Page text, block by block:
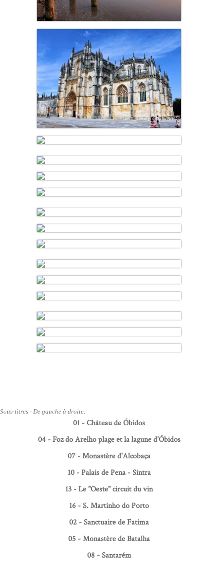
Sous-titres - De gauche à droite:
01 - Château de Óbidos
04 - Foz do Arelho plage et la lagune d'Óbidos
07 - Monastère d'Alcobaça
10 - Palais de Pena - Sintra
13 - Le "Oeste" circuit du vin
16 - S. Martinho do Porto
02 - Sanctuaire de Fatima
05 - Monastère de Batalha
08 - Santarém